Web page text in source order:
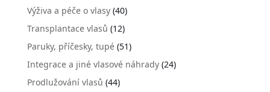
Výživa a péče o vlasy(40)
Transplantace vlasů (12)
Paruky, příčesky, tupé(51)
Integrace a jiné vlasové náhrady(24)
Prodlužování vlasů (44)